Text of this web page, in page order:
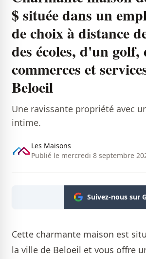
$ située dans un
de choix à distance
des écoles, d'un golf,
commerces et
Beloeil
Une ravissante propriété avec
intime.
Les Maisons
Publié le mercredi 8 septembre
Suivez-nous sur
Cette charmante maison est
la ville de Beloeil et vous offre